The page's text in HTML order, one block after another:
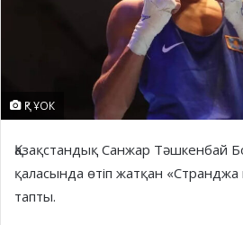
ҚР ҰОК
Қазақстандық Санжар Тәшкенбай
қаласында өтіп жатқан «Странджа
тапты.